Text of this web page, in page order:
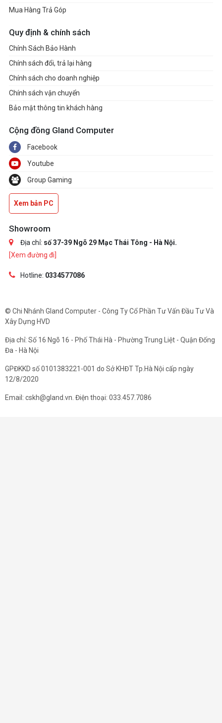
Mua Hàng Trả Góp
Quy định & chính sách
Chính Sách Bảo Hành
Chính sách đổi, trả lại hàng
Chính sách cho doanh nghiệp
Chính sách vận chuyển
Bảo mật thông tin khách hàng
Cộng đồng Gland Computer
Facebook
Youtube
Group Gaming
Xem bản PC
Showroom
Địa chỉ: số 37-39 Ngõ 29 Mạc Thái Tông - Hà Nội.
[Xem đường đi]
Hotline: 0334577086
© Chi Nhánh Gland Computer - Công Ty Cổ Phần Tư Vấn Đầu Tư Và
Xây Dựng HVD
Địa chỉ: Số 16 Ngõ 16 - Phố Thái Hà - Phường Trung Liệt - Quận Đống
Đa - Hà Nội
GPĐKKD số 0101383221-001 do Sở KHĐT Tp.Hà Nội cấp ngày
12/8/2020
Email: cskh@gland.vn. Điện thoại: 033.457.7086